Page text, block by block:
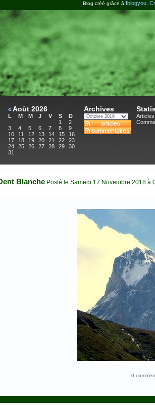
Blog créé grâce à Iblogyou
« Août 2026
L M M J V S
D
1
2
3
4 5 6 7 8
9
10
11 12 13 14 15
16
17
18 19 20 21 22
23
24
25 26 27 28 29
30
31
Archives
Blanche Posté le Samedi 17 Novembre 2018 à
0